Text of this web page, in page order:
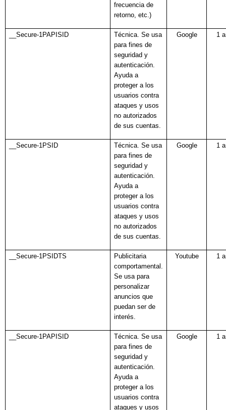
frecuencia de
retorno, etc.)
__Secure-1PAPISID
Técnica. Se usa
para fines de
seguridad y
autenticación.
Ayuda a
proteger a los
usuarios contra
ataques y usos
no autorizados
de sus cuentas.
Google 1
__Secure-1PSID
Técnica. Se usa
para fines de
seguridad y
autenticación.
Ayuda a
proteger a los
usuarios contra
ataques y usos
no autorizados
de sus cuentas.
Google 1
__Secure-1PSIDTS
Publicitaria
comportamental.
Se usa para
personalizar
anuncios que
puedan ser de
interés.
Youtube 1
__Secure-1PAPISID
Técnica. Se usa
para fines de
seguridad y
autenticación.
Ayuda a
proteger a los
usuarios contra
ataques y usos
Google 1